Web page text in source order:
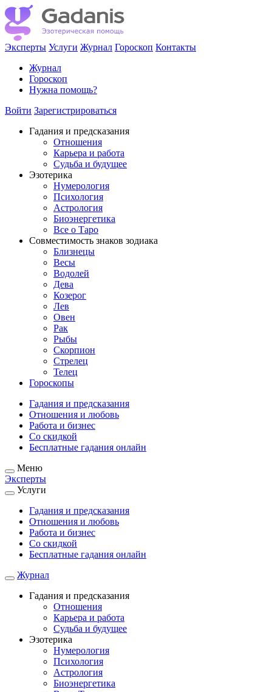
Эксперты Услуги Журнал Гороскоп Контакты
Журнал
Гороскоп
Нужна помощь?
Войти Зарегистрироваться
Гадания и предсказания
Отношения
Карьера и работа
Cудьба и будущее
Эзотерика
Нумерология
Психология
Астрология
Биоэнергетика
Все о Таро
Совместимость знаков зодиака
Близнецы
Весы
Водолей
Дева
Козерог
Лев
Овен
Рак
Рыбы
Скорпион
Стрелец
Телец
Гороскопы
Гадания и предсказания
Отношения и любовь
Работа и бизнес
Со скидкой
Бесплатные гадания онлайн
Меню
Эксперты
Услуги
Гадания и предсказания
Отношения и любовь
Работа и бизнес
Со скидкой
Бесплатные гадания онлайн
Журнал
Гадания и предсказания
Отношения
Карьера и работа
Cудьба и будущее
Эзотерика
Нумерология
Психология
Астрология
Биоэнергетика